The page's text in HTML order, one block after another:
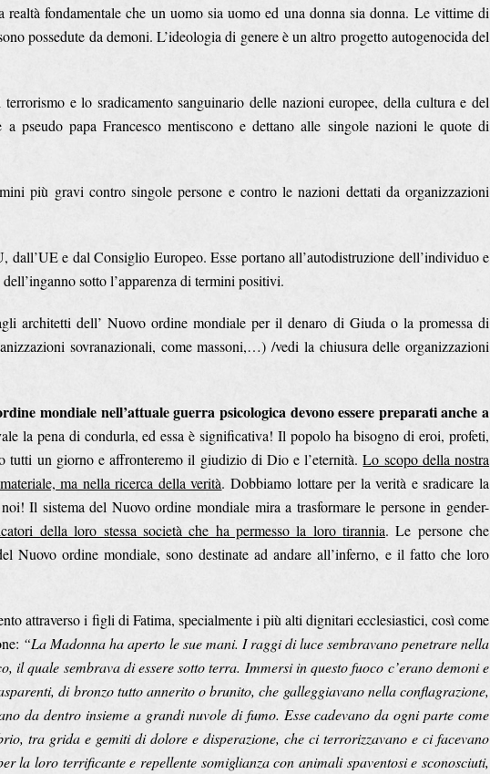
realtà fondamentale che un uomo sia uomo ed una donna sia donna. Le vittime di
possedute da demoni. L’ideologia di genere è un altro progetto autogenocida del
terrorismo e lo sradicamento sanguinario delle nazioni europee, della cultura e del
pseudo papa Francesco mentiscono e dettano alle singole nazioni le quote di
più gravi contro singole persone e contro le nazioni dettati da organizzazioni
dall’UE e dal Consiglio Europeo. Esse portano all’autodistruzione dell’individuo e
sotto l’apparenza di termini positivi.
architetti dell’ Nuovo ordine mondiale per il denaro di Giuda o la promessa di
sovranazionali, come massoni,…) /vedi la chiusura delle organizzazioni
mondiale nell’attuale guerra psicologica devono essere preparati anche a
la pena di condurla, ed essa è significativa! Il popolo ha bisogno di eroi, profeti,
tutti un giorno e affronteremo il giudizio di Dio e l’eternità.Lo scopo della nostra
ma nella ricerca della verità. Dobbiamo lottare per la verità e sradicare la
Il sistema del Nuovo ordine mondiale mira a trasformare le persone in gender-
della loro stessa società che ha permesso la loro tirannia. Le persone che
Nuovo ordine mondiale, sono destinate ad andare all’inferno, e il fatto che loro
attraverso i figli di Fatima, specialmente i più alti dignitari ecclesiastici, così come
“La Madonna ha aperto le sue mani. I raggi di luce sembravano penetrare nella
il quale sembrava di essere sotto terra. Immersi in questo fuoco c’erano demoni e
di bronzo tutto annerito o brunito, che galleggiavano nella conflagrazione,
da dentro insieme a grandi nuvole di fumo. Esse cadevano da ogni parte come
tra grida e gemiti di dolore e disperazione, che ci terrorizzavano e ci facevano
la loro terrificante e repellente somiglianza con animali spaventosi e sconosciuti,